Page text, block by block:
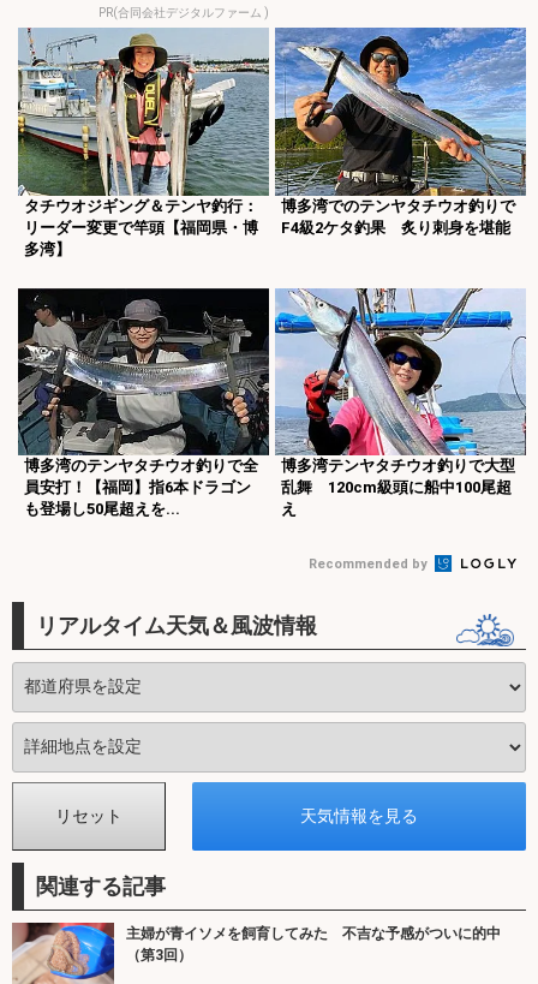
PR(合同会社デジタルファーム )
タチウオジギング＆テンヤ釣行：
リーダー変更で竿頭【福岡県・博
多湾】
博多湾でのテンヤタチウオ釣りで
F4級2ケタ釣果 炙り刺身を堪能
博多湾のテンヤタチウオ釣りで全
員安打！【福岡】指6本ドラゴン
も登場し50尾超えを...
博多湾テンヤタチウオ釣りで大型
乱舞 120cm級頭に船中100尾超
え
Recommended by
リアルタイム天気＆風波情報
関連する記事
主婦が青イソメを飼育してみた 不吉な予感がついに的中
（第3回）